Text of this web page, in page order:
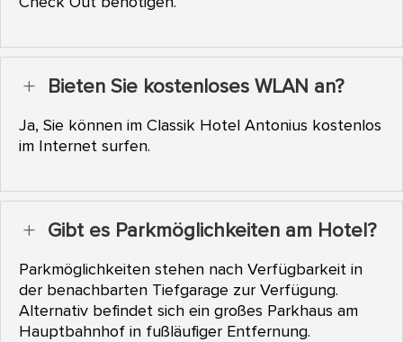
L Bieten Sie kostenloses WLAN an?
Ja, Sie können im Classik Hotel Antonius kostenlos
im Internet surfen.
L Gibt es Parkmöglichkeiten am Hotel?
Parkmöglichkeiten stehen nach Verfügbarkeit in
der benachbarten Tiefgarage zur Verfügung.
Alternativ befindet sich ein großes Parkhaus am
Hauptbahnhof in fußläufiger Entfernung.